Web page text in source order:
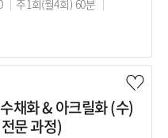
강
간
주1회(월4회) 60분
채화 & 아크릴화 (수)
문 과정)